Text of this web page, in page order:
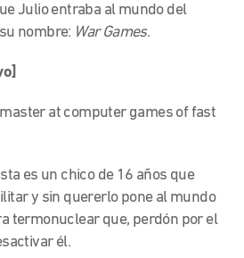
Julio entraba al mundo del
nombre: War Games.
at computer games of fast
es un chico de 16 años que
y sin quererlo pone al mundo
termonuclear que, perdón por el
él.